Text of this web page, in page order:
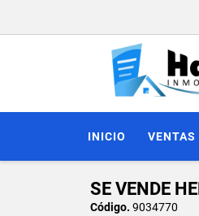
INICIO VENTAS
SE VENDE
Código. 9034770